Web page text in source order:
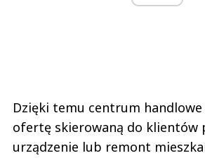
Dzięki temu centrum
ofertę skierowaną do klientów
urządzenie lub remont